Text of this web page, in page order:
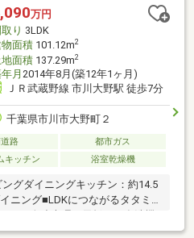
郎・・・・・徒歩6分◇市川大
万円
り 3LDK
面積101.12m2
地面積137.29m2
月 2014年8月(築12年1ヶ月)
ＪＲ武蔵野線 市川大野駅 徒歩7分
千葉県市川市大野町２
路
都市ガス
キッチン 浴室乾燥機
グダイニングキッチン：約14.5
ニング■LDKにつながるタタミス
階にファミリースペース／廊下